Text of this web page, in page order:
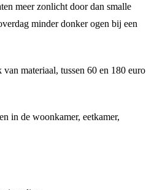
meer zonlicht door dan smalle
minder donker ogen bij een
materiaal, tussen 60 en 180 euro
in de woonkamer, eetkamer,